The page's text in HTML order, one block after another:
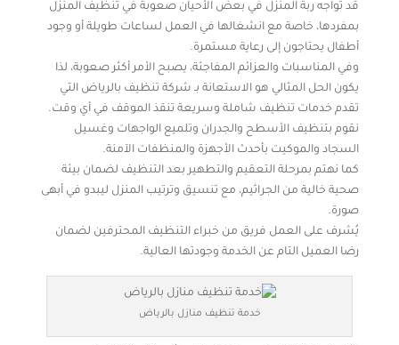
قد تواجه ربة المنزل في بعض الأحيان صعوبة في تنظيف المنزل
بمفردها، خاصة مع انشغالها في العمل لساعات طويلة أو وجود
أطفال يحتاجون إلى رعاية مستمرة.
وفي المناسبات والعزائم المفاجئة، يصبح الأمر أكثر صعوبة، لذا
يكون الحل المثالي هو الاستعانة بـ شركة تنظيف بالرياض التي
تقدم خدمات تنظيف شاملة وسريعة تنقذ الموقف في أي وقت.
نقوم بتنظيف الأسطح والجدران وتلميع الواجهات وغسيل
السجاد والموكيت بأحدث الأجهزة والمنظفات الآمنة.
كما نهتم بمرحلة التعقيم والتطهير بعد التنظيف لضمان بيئة
صحية خالية من الجراثيم، مع تنسيق وترتيب المنزل ليبدو في أبهى
صورة.
يُشرف على العمل فريق من خبراء التنظيف المحترفين لضمان
رضا العميل التام عن الخدمة وجودتها العالية.
خدمة تنظيف منازل بالرياض